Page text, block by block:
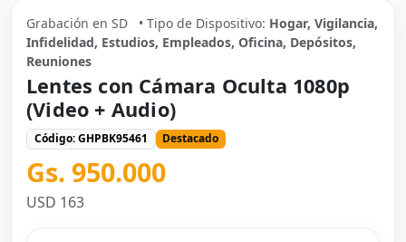
Grabación en SD • Tipo de Dispositivo: Hogar, Vigilancia,
Infidelidad, Estudios, Empleados, Oficina, Depósitos,
Reuniones
Lentes con Cámara Oculta 1080p
(Video + Audio)
Código: GHPBK95461 Destacado
Gs. 950.000
USD 163